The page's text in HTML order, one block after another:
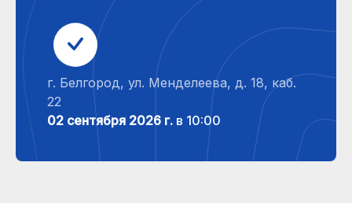
г. Белгород, ул. Менделеева, д. 18, каб.
22
02 сентября 2026 г. в 10:00